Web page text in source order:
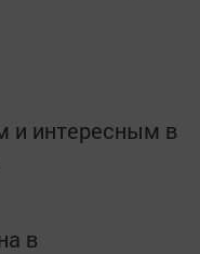
и интересным в
в